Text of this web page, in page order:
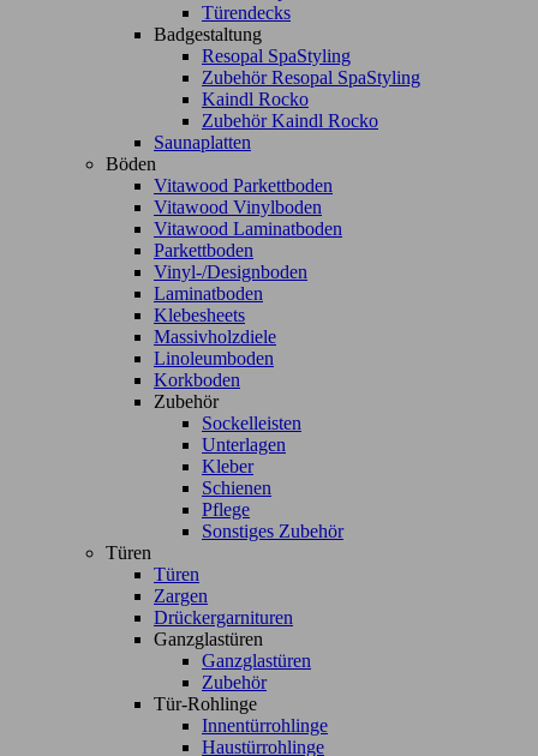
Türendecks
Badgestaltung
Resopal SpaStyling
Zubehör Resopal SpaStyling
Kaindl Rocko
Zubehör Kaindl Rocko
Saunaplatten
Böden
Vitawood Parkettboden
Vitawood Vinylboden
Vitawood Laminatboden
Parkettboden
Vinyl-/Designboden
Laminatboden
Klebesheets
Massivholzdiele
Linoleumboden
Korkboden
Zubehör
Sockelleisten
Unterlagen
Kleber
Schienen
Pflege
Sonstiges Zubehör
Türen
Türen
Zargen
Drückergarnituren
Ganzglastüren
Ganzglastüren
Zubehör
Tür-Rohlinge
Innentürrohlinge
Haustürrohlinge